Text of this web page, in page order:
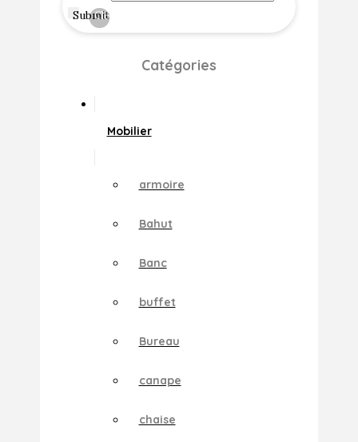
Submit
Clear
Catégories
Mobilier
armoire
Bahut
Banc
buffet
Bureau
canape
chaise